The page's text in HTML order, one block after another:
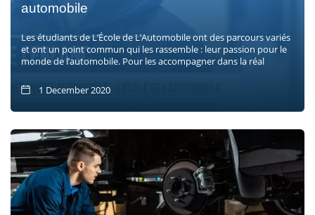
automobile
Les étudiants de L’École de L’Automobile ont des parcours variés
et ont un point commun qui les rassemble : leur passion pour le
monde de l’automobile. Pour les accompagner dans la réal
1 December 2020